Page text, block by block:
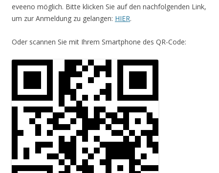
eveeno möglich. Bitte klicken Sie auf den nachfolgenden Link,
um zur Anmeldung zu gelangen: HIER.
Oder scannen Sie mit Ihrem Smartphone des QR-Code: